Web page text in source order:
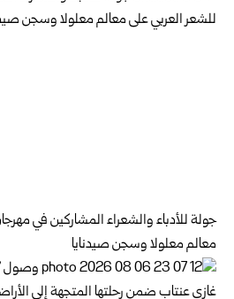
جولة للأدباء والشعراء المشاركين في
معالم معلولا وسجن صيدنايا